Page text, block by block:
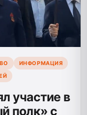
ИНФОРМАЦИЯ
участие в
полк» с